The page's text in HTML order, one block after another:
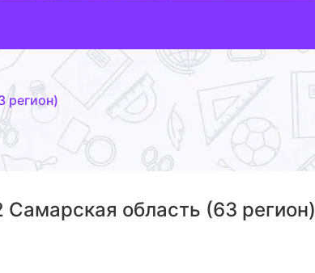
регион)
область (63 регион)